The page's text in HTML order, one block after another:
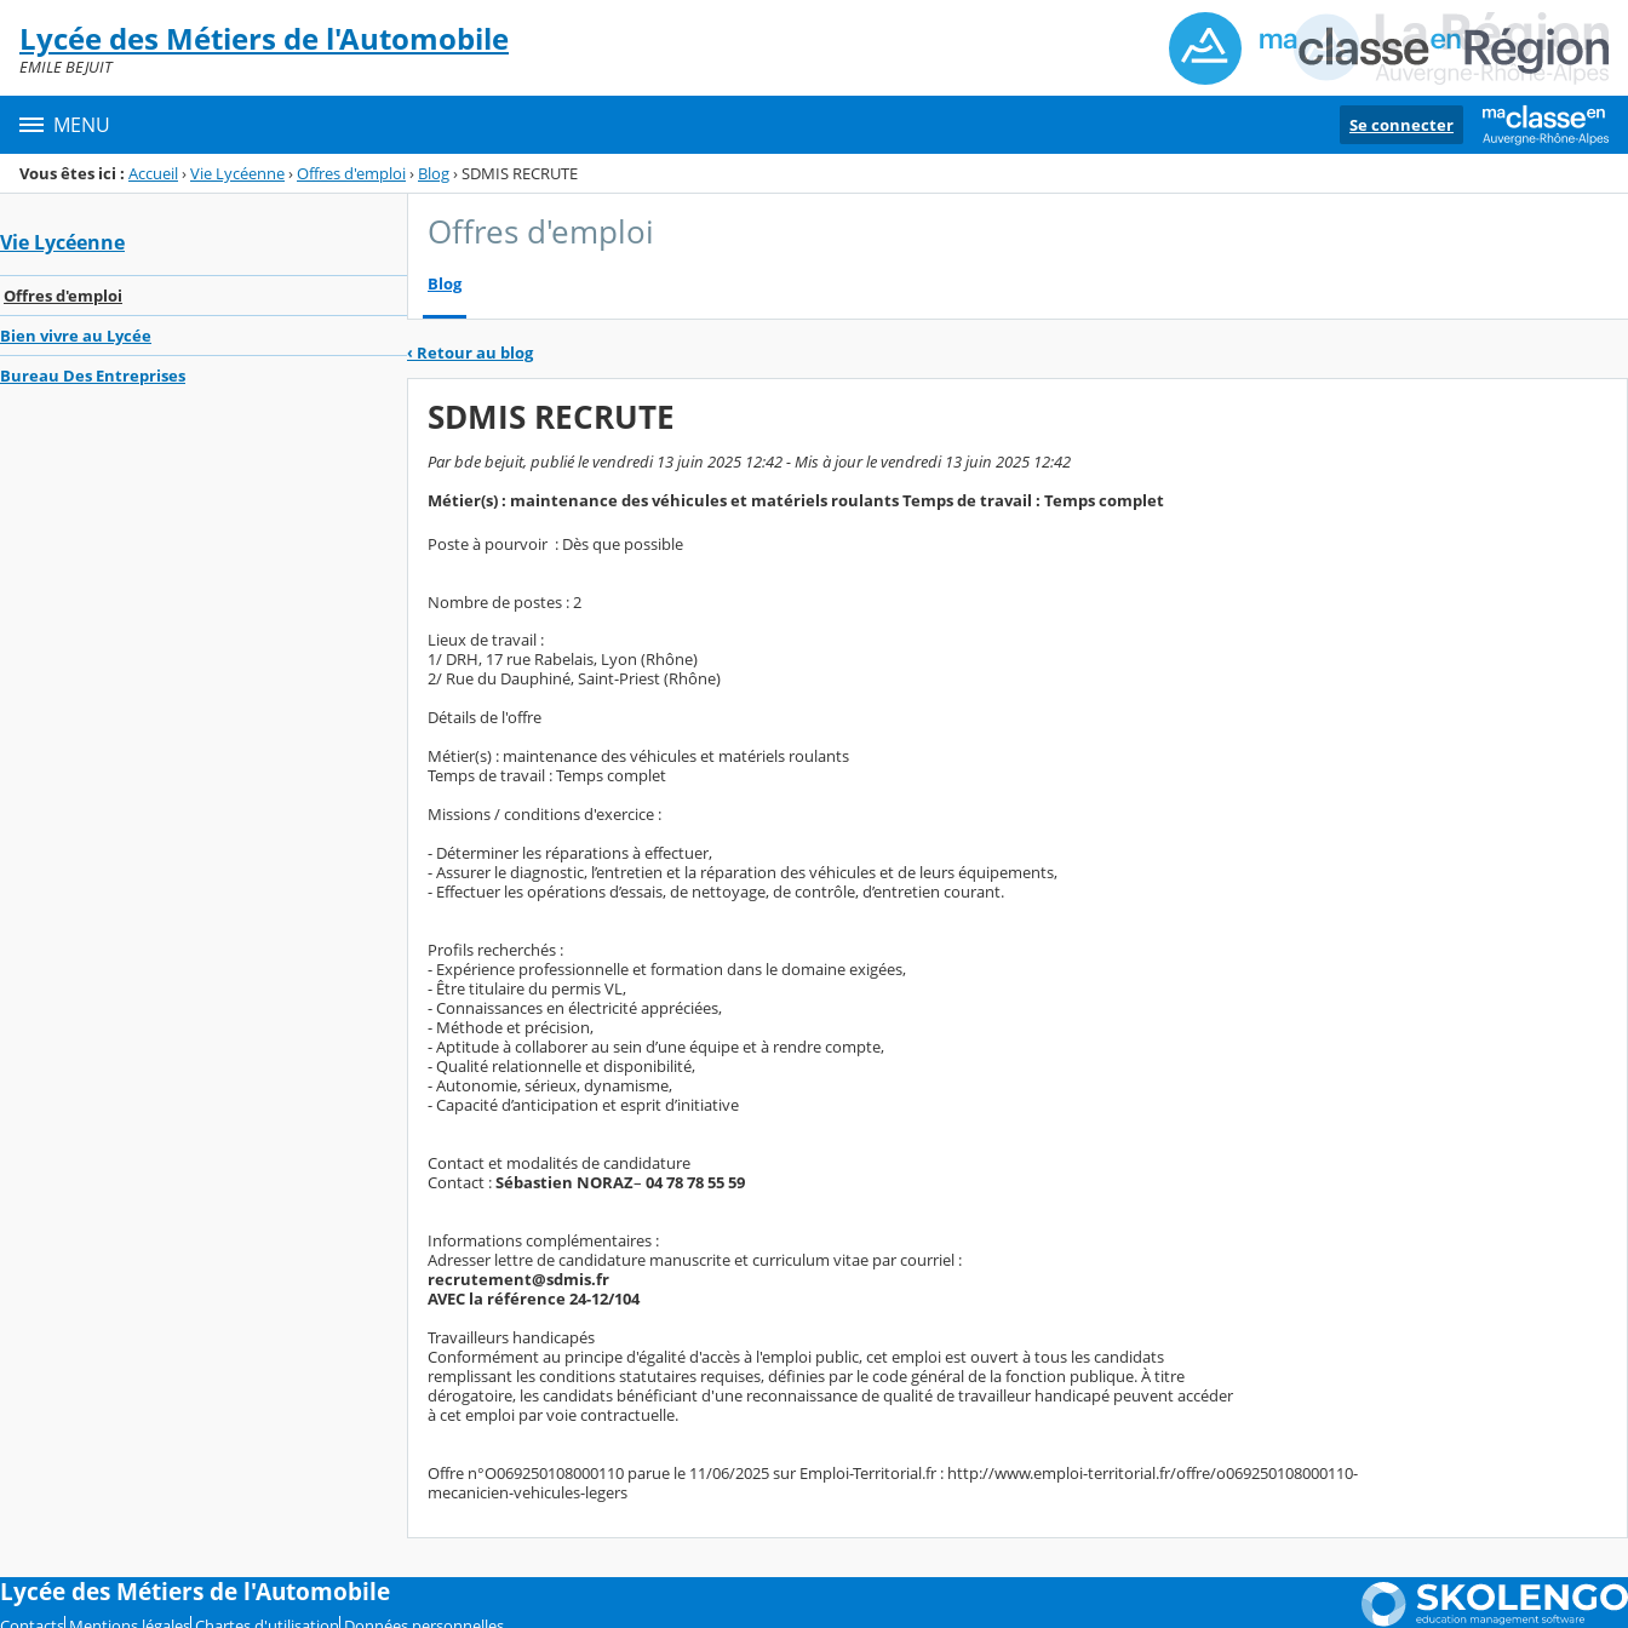
Menu de la rubrique
Contenu
Lycée des Métiers de l'Automobile
EMILE BEJUIT
MENU Se connecter
Vous êtes ici : Accueil›Vie Lycéenne›Offres d'emploi› Blog›SDMIS RECRUTE
Vie Lycéenne
Offres d'emploi
Bien vivre au Lycée
Bureau Des Entreprises
Offres d'emploi
Blog
‹ Retour au blog
SDMIS RECRUTE
Par bde bejuit, publié le vendredi 13 juin 2025 12:42 - Mis à jour le vendredi 13 juin 2025 12:42
Métier(s) : maintenance des véhicules et matériels roulants Temps de travail : Temps complet
Poste à pourvoir : Dès que possible
Nombre de postes : 2
Lieux de travail :
1/ DRH, 17 rue Rabelais, Lyon (Rhône)
2/ Rue du Dauphiné, Saint-Priest (Rhône)
Détails de l'offre
Métier(s) : maintenance des véhicules et matériels roulants
Temps de travail : Temps complet
Missions / conditions d'exercice :
- Déterminer les réparations à effectuer,
- Assurer le diagnostic, l’entretien et la réparation des véhicules et de leurs équipements,
- Effectuer les opérations d’essais, de nettoyage, de contrôle, d’entretien courant.
Profils recherchés :
- Expérience professionnelle et formation dans le domaine exigées,
- Être titulaire du permis VL,
- Connaissances en électricité appréciées,
- Méthode et précision,
- Aptitude à collaborer au sein d’une équipe et à rendre compte,
- Qualité relationnelle et disponibilité,
- Autonomie, sérieux, dynamisme,
- Capacité d’anticipation et esprit d’initiative
Contact et modalités de candidature
Contact :Sébastien NORAZ– 04 78 78 55 59
Informations complémentaires :
Adresser lettre de candidature manuscrite et curriculum vitae par courriel :
recrutement@sdmis.fr
AVEC la référence 24-12/104
Travailleurs handicapés
Conformément au principe d'égalité d'accès à l'emploi public, cet emploi est ouvert à tous les candidats
remplissant les conditions statutaires requises, définies par le code général de la fonction publique. À titre
dérogatoire, les candidats bénéficiant d'une reconnaissance de qualité de travailleur handicapé peuvent accéder
à cet emploi par voie contractuelle.
Offre n°O069250108000110 parue le 11/06/2025 sur Emploi-Territorial.fr : http://www.emploi-territorial.fr/offre/o069250108000110-
mecanicien-vehicules-legers
Lycée des Métiers de l'Automobile